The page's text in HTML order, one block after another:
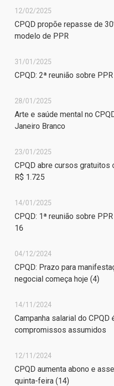
12/02/2025
CPQD propõe repasse de
modelo de PPR
31/01/2025
CPQD: 2ª reunião sobre
28/01/2025
Arte e saúde mental no
Janeiro Branco
23/01/2025
CPQD abre cursos
R$ 1.725
14/01/2025
CPQD: 1ª reunião sobre
16
04/12/2024
CPQD: Prazo para
negocial começa hoje (4)
14/11/2024
Campanha salarial do CPQD
compromissos assumidos
12/11/2024
CPQD aumenta abono e
quinta-feira (14)